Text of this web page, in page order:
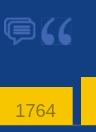
1764